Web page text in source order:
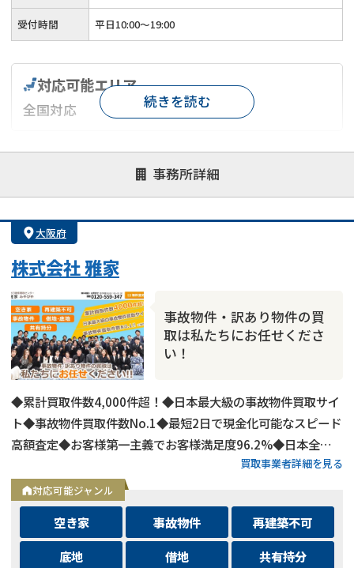
受付時間 平日10:00～19:00
事務所詳細
対応可能エリア
全国対応
対応が親身 オンライン面談可能
レスポンスが早い
1億円以上の買取可
続きを読む
大阪府
株式会社 雅家
事故物件・訳あり物件の買
取は私たちにお任せくださ
い！
◆累計買取件数4,000件超！◆日本最大級の事故物件買取サイ
ト◆事故物件買取件数No.1◆最短2日で現金化可能なスピード
高額査定◆お客様第一主義でお客様満足度96.2%◆日本全国
買取事業者詳細を見る
対応可能ジャンル
空き家 事故物件
再建築不可
底地
借地
共有持分